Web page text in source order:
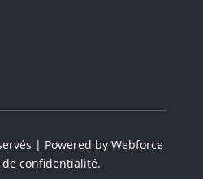
| Powered by Webforce
confidentialité.